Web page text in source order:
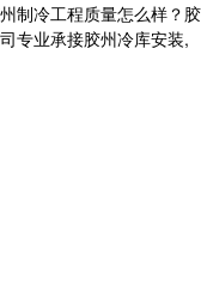
制冷工程质量怎么样？胶
专业承接胶州冷库安装,